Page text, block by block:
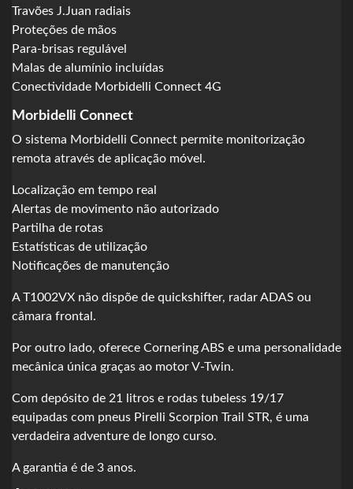
Travões J.Juan radiais
Proteções de mãos
Para-brisas regulável
Malas de alumínio incluídas
Conectividade Morbidelli Connect 4G
Morbidelli Connect
O sistema Morbidelli Connect permite monitorização
remota através de aplicação móvel.
Localização em tempo real
Alertas de movimento não autorizado
Partilha de rotas
Estatísticas de utilização
Notificações de manutenção
A T1002VX não dispõe de quickshifter, radar ADAS ou
câmara frontal.
Por outro lado, oferece Cornering ABS e uma personalidade
mecânica única graças ao motor V-Twin.
Com depósito de 21 litros e rodas tubeless 19/17
equipadas com pneus Pirelli Scorpion Trail STR, é uma
verdadeira adventure de longo curso.
A garantia é de 3 anos.